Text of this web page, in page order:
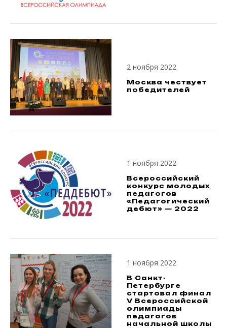
2 ноября 2022
Москва чествует
победителей
1 ноября 2022
Всероссийский
конкурс молодых
педагогов
«Педагогический
дебют» — 2022
1 ноября 2022
В Санкт-
Петербурге
стартовал финал
V Всероссийской
олимпиады
педагогов
начальной школы